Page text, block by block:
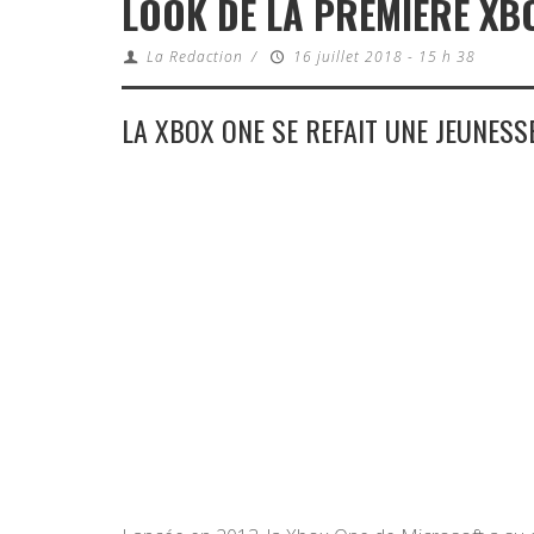
LOOK DE LA PREMIÈRE
La Redaction / 16 juillet 2018 - 15 h 38
LA XBOX ONE SE REFAIT UNE